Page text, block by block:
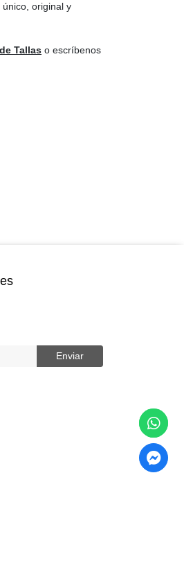
original y
Tallas o escríbenos
Enviar